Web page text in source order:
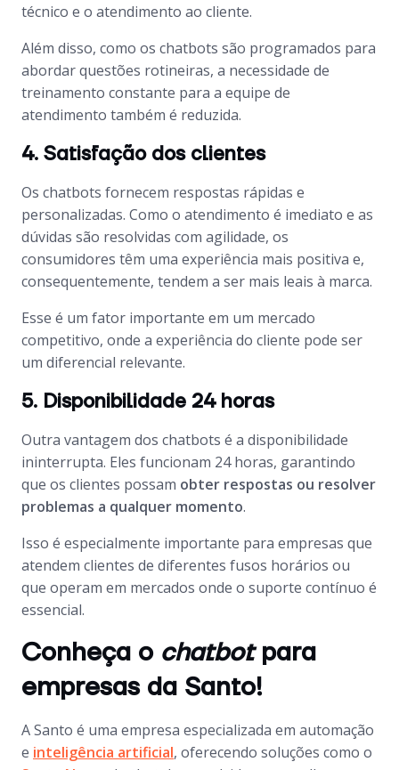
técnico e o atendimento ao cliente.
Além disso, como os chatbots são programados para
abordar questões rotineiras, a necessidade de
treinamento constante para a equipe de
atendimento também é reduzida.
4. Satisfação dos clientes
Os chatbots fornecem respostas rápidas e
personalizadas. Como o atendimento é imediato e as
dúvidas são resolvidas com agilidade, os
consumidores têm uma experiência mais positiva e,
consequentemente, tendem a ser mais leais à marca.
Esse é um fator importante em um mercado
competitivo, onde a experiência do cliente pode ser
um diferencial relevante.
5. Disponibilidade 24 horas
Outra vantagem dos chatbots é a disponibilidade
ininterrupta. Eles funcionam 24 horas, garantindo
que os clientes possam obter respostas ou resolver
problemas a qualquer momento.
Isso é especialmente importante para empresas que
atendem clientes de diferentes fusos horários ou
que operam em mercados onde o suporte contínuo é
essencial.
Conheça o chatbotpara
empresas da Santo!
A Santo é uma empresa especializada em automação
e inteligência artificial, oferecendo soluções como o